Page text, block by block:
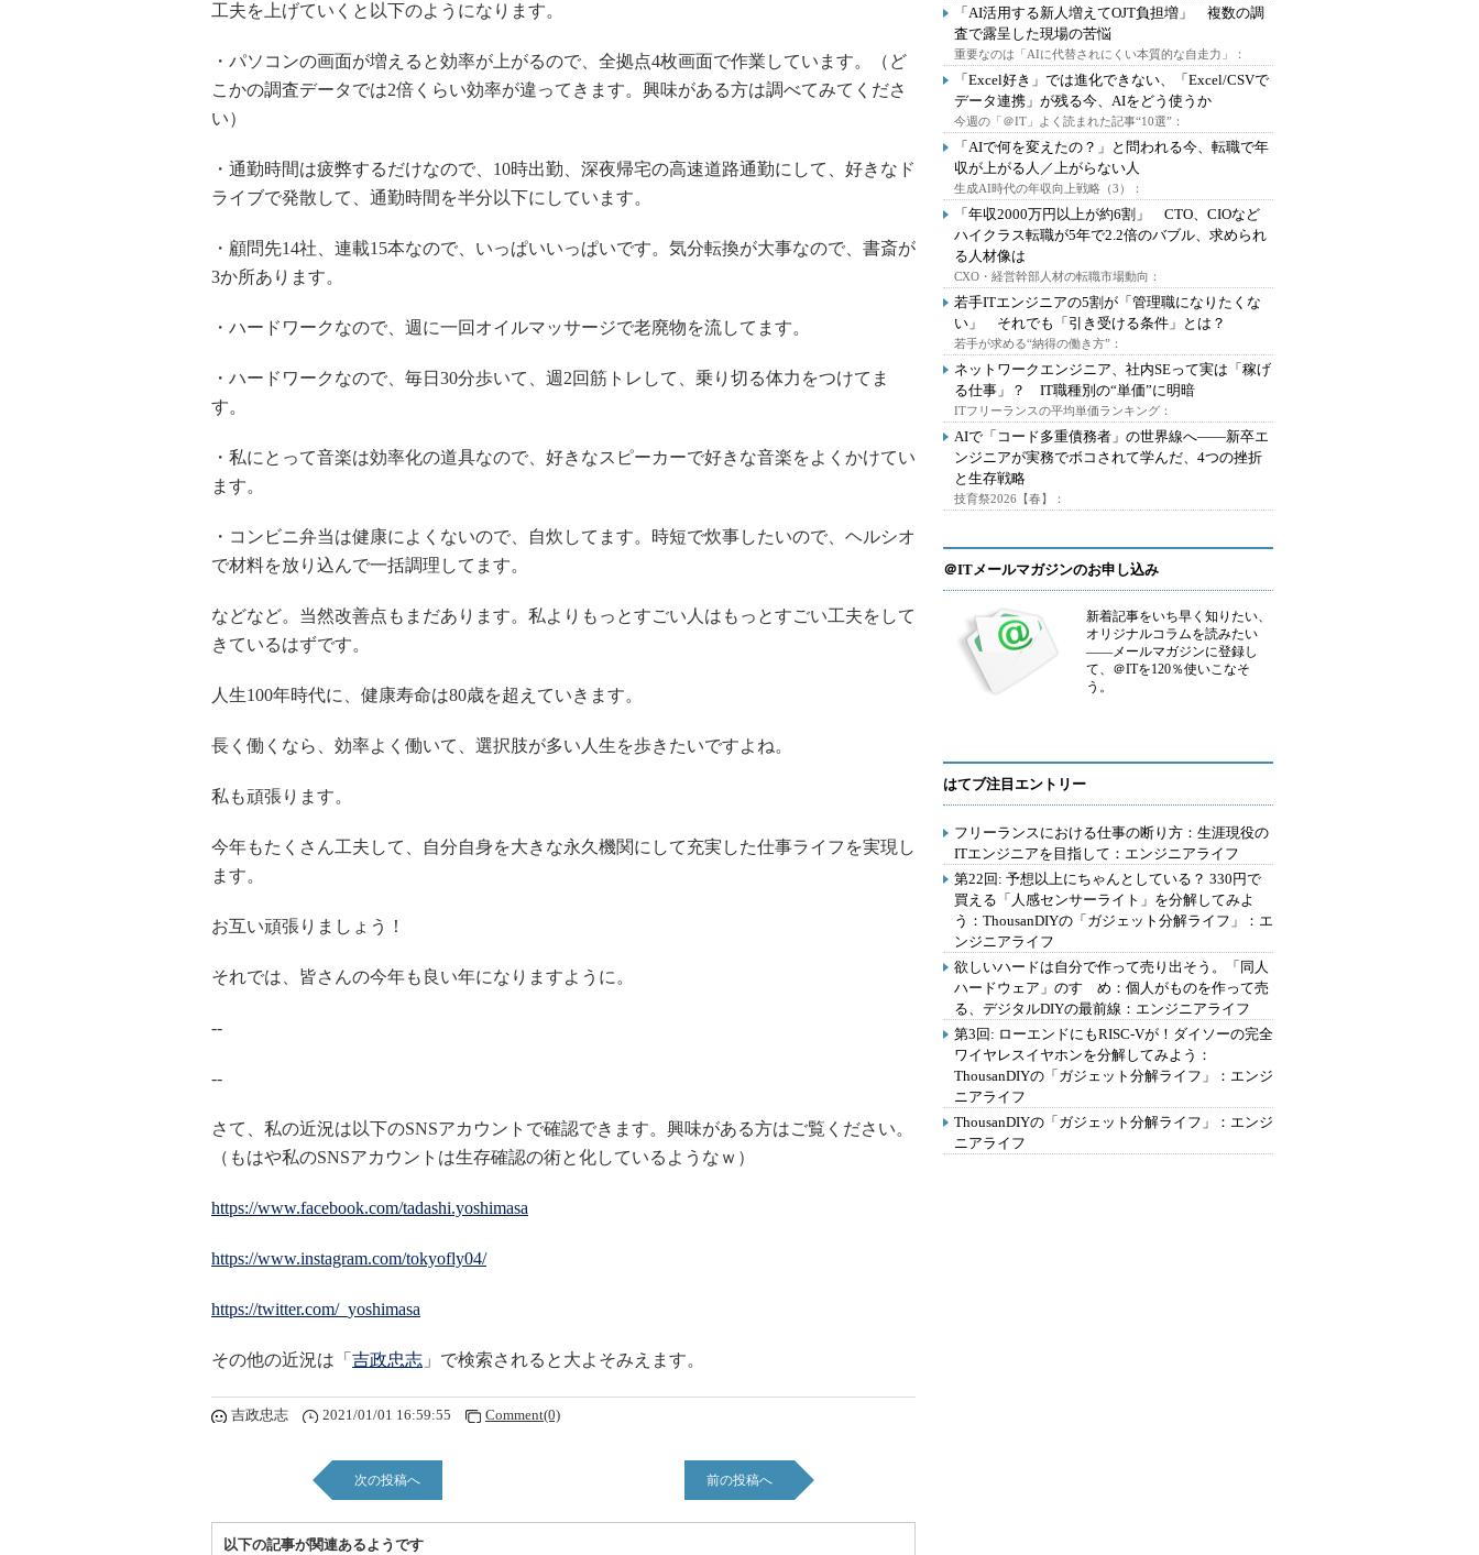
工夫を上げていくと以下のようになります。
・パソコンの画面が増えると効率が上がるので、全拠点4枚画面で作業しています。（ど
こかの調査データでは2倍くらい効率が違ってきます。興味がある方は調べてみてくださ
い）
・通勤時間は疲弊するだけなので、10時出勤、深夜帰宅の高速道路通勤にして、好きなド
ライブで発散して、通勤時間を半分以下にしています。
・顧問先14社、連載15本なので、いっぱいいっぱいです。気分転換が大事なので、書斎が
3か所あります。
・ハードワークなので、週に一回オイルマッサージで老廃物を流してます。
・ハードワークなので、毎日30分歩いて、週2回筋トレして、乗り切る体力をつけてま
す。
・私にとって音楽は効率化の道具なので、好きなスピーカーで好きな音楽をよくかけてい
ます。
・コンビニ弁当は健康によくないので、自炊してます。時短で炊事したいので、ヘルシオ
で材料を放り込んで一括調理してます。
などなど。当然改善点もまだあります。私よりもっとすごい人はもっとすごい工夫をして
きているはずです。
人生100年時代に、健康寿命は80歳を超えていきます。
長く働くなら、効率よく働いて、選択肢が多い人生を歩きたいですよね。
私も頑張ります。
今年もたくさん工夫して、自分自身を大きな永久機関にして充実した仕事ライフを実現し
ます。
お互い頑張りましょう！
それでは、皆さんの今年も良い年になりますように。
--
--
さて、私の近況は以下のSNSアカウントで確認できます。興味がある方はご覧ください。
（もはや私のSNSアカウントは生存確認の術と化しているようなｗ）
https://www.facebook.com/tadashi.yoshimasa
https://www.instagram.com/tokyofly04/
https://twitter.com/_yoshimasa
その他の近況は「 吉政忠志 」で検索されると大よそみえます。
吉政忠志 2021/01/01 16:59:55 Comment(0)
次の投稿へ 前の投稿へ
以下の記事が関連あるようです
「AI活用する新人増えてOJT負担増」 複数の調
査で露呈した現場の苦悩
重要なのは「AIに代替されにくい本質的な自走力」：
「Excel好き」では進化できない、「Excel/CSVで
データ連携」が残る今、AIをどう使うか
今週の「＠IT」よく読まれた記事“10選”：
「AIで何を変えたの？」と問われる今、転職で年
収が上がる人／上がらない人
生成AI時代の年収向上戦略（3）：
「年収2000万円以上が約6割」 CTO、CIOなど
ハイクラス転職が5年で2.2倍のバブル、求められ
る人材像は
CXO・経営幹部人材の転職市場動向：
若手ITエンジニアの5割が「管理職になりたくな
い」 それでも「引き受ける条件」とは？
若手が求める“納得の働き方”：
ネットワークエンジニア、社内SEって実は「稼げ
る仕事」？ IT職種別の“単価”に明暗
ITフリーランスの平均単価ランキング：
AIで「コード多重債務者」の世界線へ――新卒エ
ンジニアが実務でボコされて学んだ、4つの挫折
と生存戦略
技育祭2026【春】：
＠ITメールマガジンのお申し込み
新着記事をいち早く知りたい、
オリジナルコラムを読みたい
――メールマガジンに登録し
て、＠ITを120％使いこなそ
う。
はてブ注目エントリー
フリーランスにおける仕事の断り方：生涯現役の
ITエンジニアを目指して：エンジニアライフ
第22回: 予想以上にちゃんとしている？ 330円で
買える「人感センサーライト」を分解してみよ
う：ThousanDIYの「ガジェット分解ライフ」：エ
ンジニアライフ
欲しいハードは自分で作って売り出そう。「同人
ハードウェア」のすゝめ：個人がものを作って売
る、デジタルDIYの最前線：エンジニアライフ
第3回: ローエンドにもRISC-Vが！ダイソーの完全
ワイヤレスイヤホンを分解してみよう：
ThousanDIYの「ガジェット分解ライフ」：エンジ
ニアライフ
ThousanDIYの「ガジェット分解ライフ」：エンジ
ニアライフ